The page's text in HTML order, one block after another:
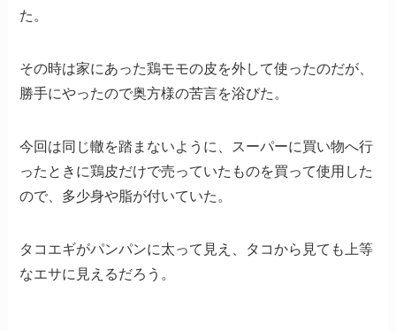
た。
その時は家にあった鶏モモの皮を外して使ったのだが、
勝手にやったので奥方様の苦言を浴びた。
今回は同じ轍を踏まないように、スーパーに買い物へ行
ったときに鶏皮だけで売っていたものを買って使用した
ので、多少身や脂が付いていた。
タコエギがパンパンに太って見え、タコから見ても上等
なエサに見えるだろう。